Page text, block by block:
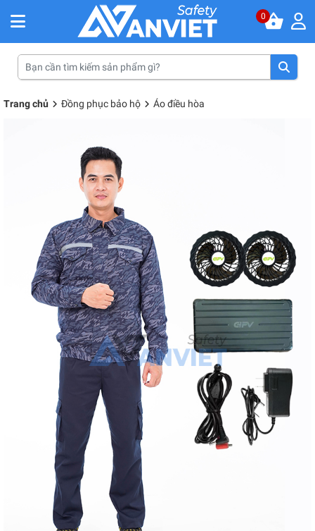
0
Trang chủ Đồng phục bảo hộ Áo điều hòa